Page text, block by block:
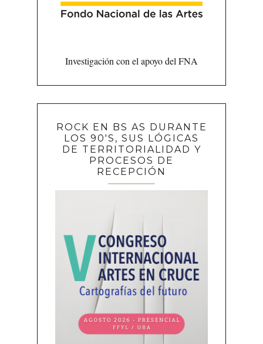
Investigación con el apoyo del FNA
ROCK EN BS AS DURANTE
LOS 90'S, SUS LÓGICAS
DE TERRITORIALIDAD Y
PROCESOS DE
RECEPCIÓN